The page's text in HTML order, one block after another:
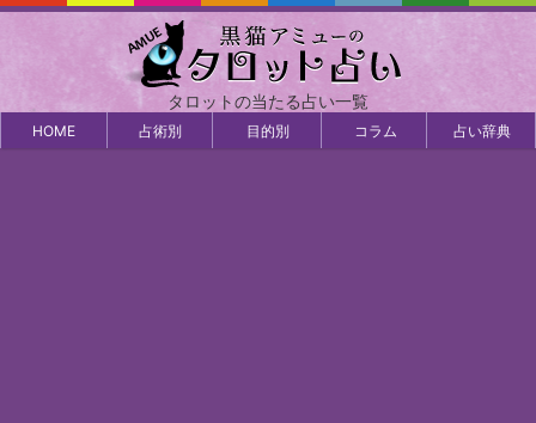
タロットの当たる占い一覧
HOME 占術別 目的別 コラム 占い辞典